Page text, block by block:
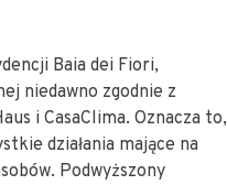
Baia dei Fiori,
niedawno zgodnie z
i CasaClima. Oznacza to,
działania mające na
Podwyższony